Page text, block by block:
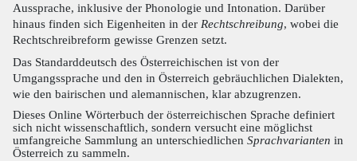
Aussprache, inklusive der Phonologie und Intonation. Darüber
hinaus finden sich Eigenheiten in der Rechtschreibung, wobei die
Rechtschreibreform gewisse Grenzen setzt.
Das Standarddeutsch des Österreichischen ist von der
Umgangssprache und den in Österreich gebräuchlichen Dialekten,
wie den bairischen und alemannischen, klar abzugrenzen.
Dieses Online Wörterbuch der österreichischen Sprache definiert
sich nicht wissenschaftlich, sondern versucht eine möglichst
umfangreiche Sammlung an unterschiedlichen Sprachvarianten in
Österreich zu sammeln.